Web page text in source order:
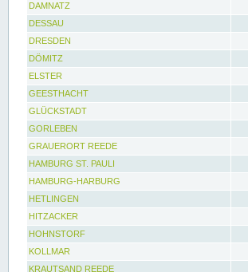
DAMNATZ
DESSAU
DRESDEN
DÖMITZ
ELSTER
GEESTHACHT
GLÜCKSTADT
GORLEBEN
GRAUERORT REEDE
HAMBURG ST. PAULI
HAMBURG-HARBURG
HETLINGEN
HITZACKER
HOHNSTORF
KOLLMAR
KRAUTSAND REEDE